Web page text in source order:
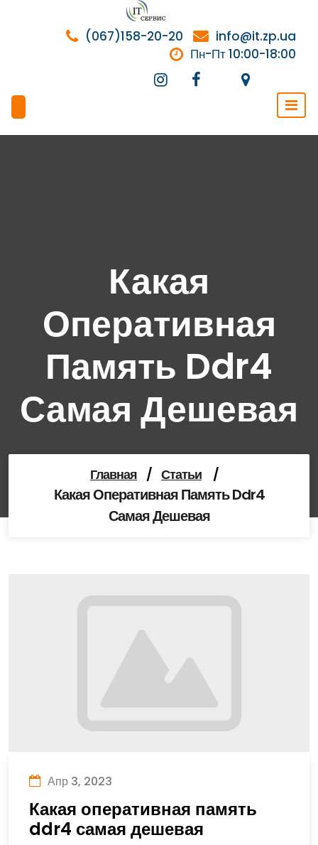
содержимому
info@it.zp.ua
(067)158-20-20
Пн-Пт 10:00-18:00
Какая
Оперативная
Память Ddr4
Самая Дешевая
Главная / Статьи /
Какая Оперативная Память Ddr4
Самая Дешевая
Апр 3, 2023
Какая оперативная память
ddr4 самая дешевая